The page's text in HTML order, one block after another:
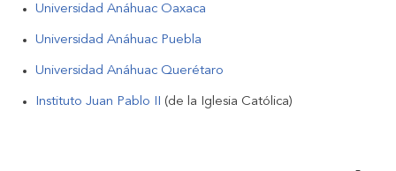
Universidad Anáhuac Oaxaca
Universidad Anáhuac Puebla
Universidad Anáhuac Querétaro
Instituto Juan Pablo II (de la Iglesia Católica)